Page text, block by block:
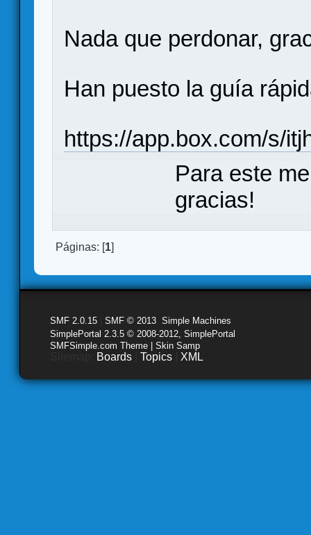
Nada que perdonar,
Han puesto la guía
https://app.box.com/s/
Para este
gracias!
Páginas: [1]
SMF 2.0.15 SMF © 2013 Simple Machines
SimplePortal 2.3.5 © 2008-2012, SimplePortal
SMFSimple.com Theme | Skin Samp
Boards Topics XML